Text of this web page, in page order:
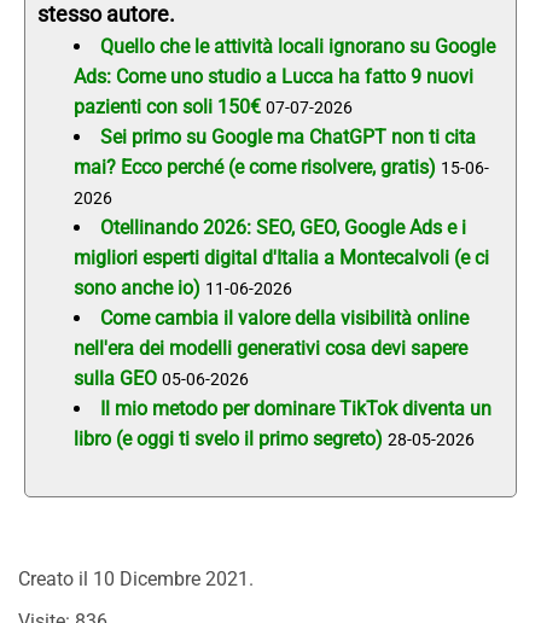
stesso autore.
Quello che le attività locali ignorano su Google
Ads: Come uno studio a Lucca ha fatto 9 nuovi
pazienti con soli 150€ 07-07-2026
Sei primo su Google ma ChatGPT non ti cita
mai? Ecco perché (e come risolvere, gratis) 15-06-
2026
Otellinando 2026: SEO, GEO, Google Ads e i
migliori esperti digital d'Italia a Montecalvoli (e ci
sono anche io) 11-06-2026
Come cambia il valore della visibilità online
nell'era dei modelli generativi cosa devi sapere
sulla GEO 05-06-2026
Il mio metodo per dominare TikTok diventa un
libro (e oggi ti svelo il primo segreto) 28-05-2026
Creato il 10 Dicembre 2021 .